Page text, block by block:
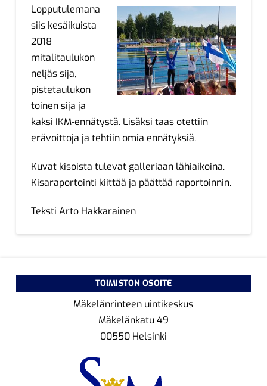
Lopputulemana
siis kesäikuista
2018
mitalitaulukon
neljäs sija,
pistetaulukon
toinen sija ja
kaksi IKM-ennätystä. Lisäksi taas otettiin
erävoittoja ja tehtiin omia ennätyksiä.
Kuvat kisoista tulevat galleriaan lähiaikoina.
Kisaraportointi kiittää ja päättää raportoinnin.
Teksti Arto Hakkarainen
TOIMISTON OSOITE
Mäkelänrinteen uintikeskus
Mäkelänkatu 49
00550 Helsinki